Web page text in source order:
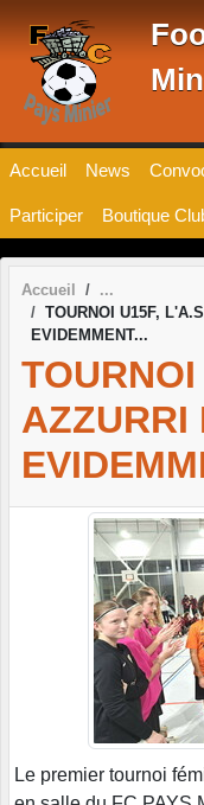
Accueil News
Participer Boutique
Accueil
TOURNOI U15F,
EVIDEMMENT...
AZZURRI
Le premier tournoi